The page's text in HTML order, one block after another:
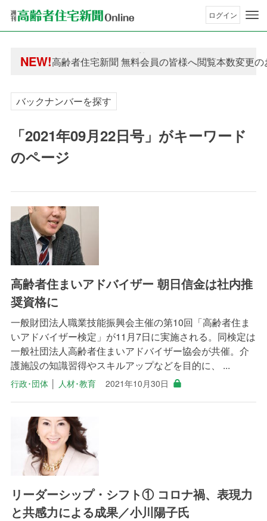
ログイン
NEW!高齢者住宅新聞 無料会員の皆様へ閲覧本数変更
高齢者住宅新聞 無料会員の皆様へ閲覧本数変更
バックナンバーを探す
「2021年09月22日号」がキーワード
のページ
高齢者住まいアドバイザー 朝日信金は社内推
奨資格に
一般財団法人職業技能振興会主催の第10回「高齢者住ま
いアドバイザー検定」が11月7日に実施される。同検定は
一般社団法人高齢者住まいアドバイザー協会が共催。介
護施設の知識習得やスキルアップなどを目的に、 ...
行政･団体│ 人材･教育 2021年10月30日
リーダーシップ・シフト① コロナ禍、表現力
と共感力による成果／小川陽子氏